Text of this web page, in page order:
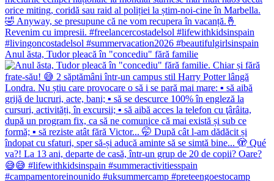
Anul ăsta, Tudor pleacă în "concediu" fără familie